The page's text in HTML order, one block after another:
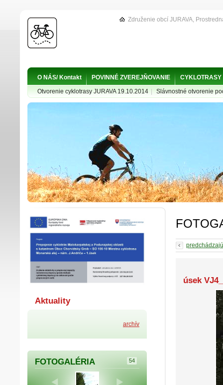
úsek
Aktuality
archív
FOTOGALÉRIA 54
O NÁS/ Kontakt POVINNÉ ZVEREJŇOVANIE
CYKLOTRASY
Otvorenie cyklotrasy JURAVA 19.10.2014
Slávnostné otvorenie
Združenie obcí JURAVA,